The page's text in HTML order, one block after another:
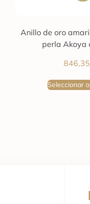
Anillo de oro
perla Akoya
Seleccionar